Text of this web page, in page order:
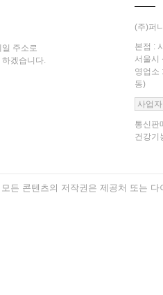
주소로
겠습니다.
(주)퍼
본점 :
서울시
영업소
동)
사업
통신판
건강기
든 콘텐츠의 저작권은 제공처 또는